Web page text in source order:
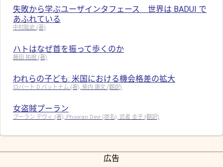
失敗から学ぶユーザインタフェース 世界は BADUI で
あふれている
中村聡史 (著)
ハトはなぜ首を振って歩くのか
藤田 祐樹 (著)
われらの子ども: 米国における機会格差の拡大
ロバート D.パットナム (著), 柴内 康文 (翻訳)
女盗賊プーラン
プーラン デヴィ (著), Phooran Devi (原名), 武者 圭子 (翻訳)
広告